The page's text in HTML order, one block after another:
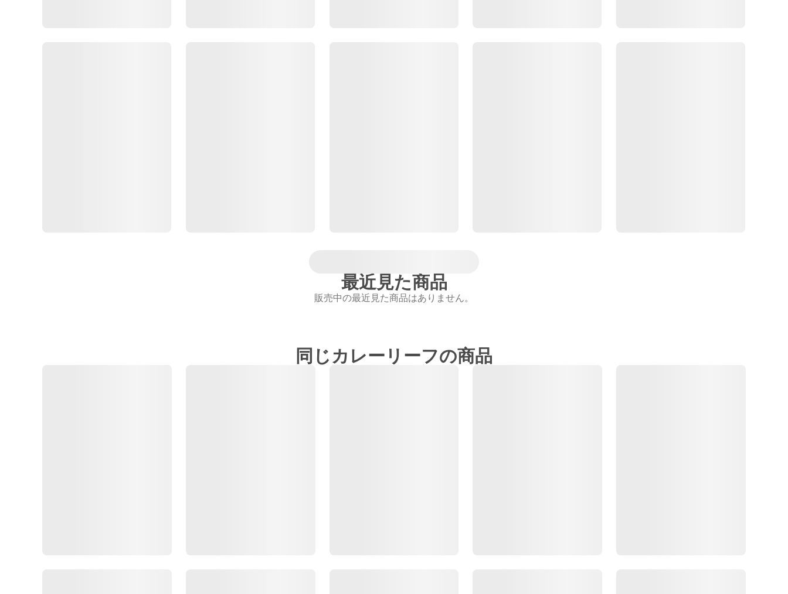
最近見た商品
販売中の最近見た商品はありません。
同じカレーリーフの商品